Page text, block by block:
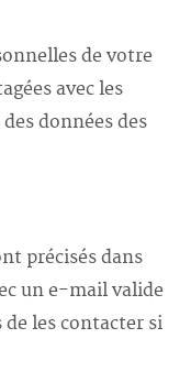
de votre
avec les
données des
précisés dans
un e-mail valide
les contacter si